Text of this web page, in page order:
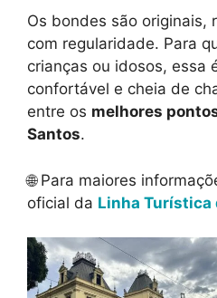
Os bondes são originais,
com regularidade. Para
crianças ou idosos, essa
confortável e cheia de
entre os melhores
Santos.
🌐 Para maiores
oficial da Linha Turística